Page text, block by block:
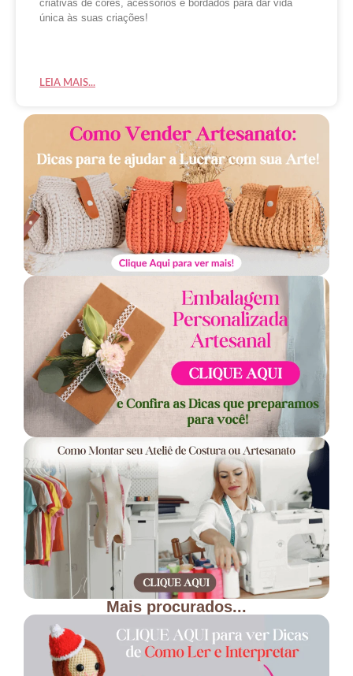
criativas de cores, acessórios e bordados para dar vida
única às suas criações!
LEIA MAIS...
Mais procurados...